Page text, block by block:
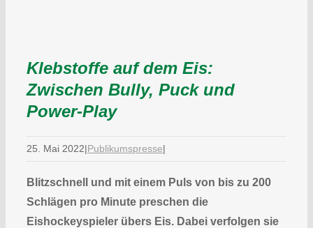
Klebstoffe auf dem Eis:
Zwischen Bully, Puck und
Power-Play
25. Mai 2022|Publikumspresse|
Blitzschnell und mit einem Puls von bis zu 200
Schlägen pro Minute preschen die
Eishockeyspieler übers Eis. Dabei verfolgen sie